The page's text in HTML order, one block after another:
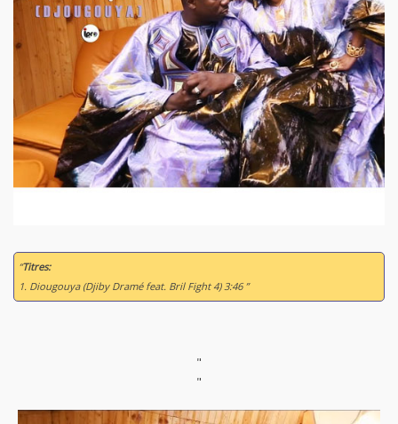
“Titres:
1. Diougouya (Djiby Dramé feat. Bril Fight 4) 3:46 ”
"
"